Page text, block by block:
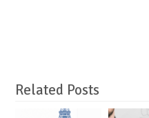
Related Posts